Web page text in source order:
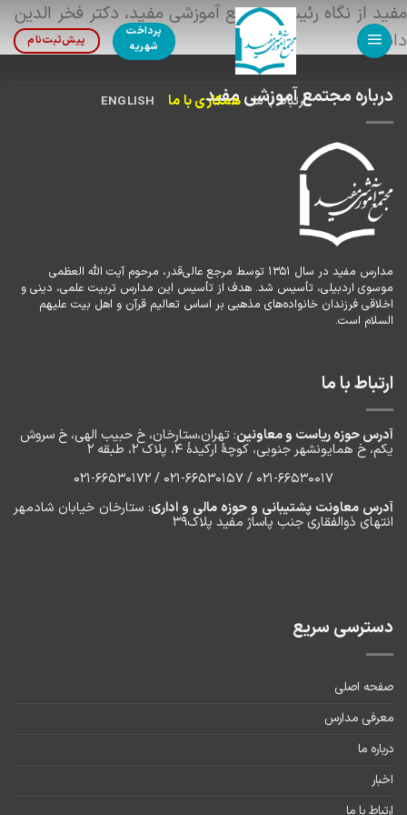
Skip
to
پرداخت
شهریه
پیش‌ثبت‌نام
ارتباط با ما همکاری با ما ENGLISH
مفید از نگاه رئیس مجتمع آموزشی مفید، دکتر فخر الدین
دانش
درباره مجتمع آموزشی مفید
مدارس مفید در سال ۱۳۵۱ توسط مرجع عالی‌قدر، مرحوم آیت الله العظمی
موسوی اردبیلی، تأسیس شد. هدف از تأسیس این مدارس تربیت علمی، دینی و
اخلاقی فرزندان خانواده‌های مذهبی بر اساس تعالیم قرآن و اهل بیت علیهم
السلام است.
ارتباط با ما
آدرس حوزه ریاست و معاونین: تهران،ستارخان، خ حبیب الهی، خ سروش
یکم، خ‌ همایونشهر جنوبی، کوچۀ ارکیدۀ ۴، پلاک ۲، طبقه ۲
۰۲۱-66530017 / 021-66530157 / 021-66530172
آدرس معاونت پشتیبانی و حوزه مالی و اداری: ستارخان خیابان شادمهر
انتهای ذوالفقاری جنب پاساژ مفید پلاک۳۹
دسترسی سریع
صفحه اصلی
معرفی مدارس
درباره ما
اخبار
ارتباط با ما